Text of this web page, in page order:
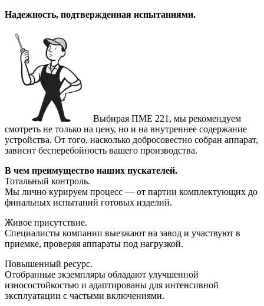
Надежность, подтвержденная испытаниями.
Выбирая ПМЕ 221, мы рекомендуем
смотреть не только на цену, но и на внутреннее содержание
устройства. От того, насколько добросовестно собран аппарат,
зависит бесперебойность вашего производства.
В чем преимущество наших пускателей.
Тотальный контроль.
Мы лично курируем процесс — от партии комплектующих до
финальных испытаний готовых изделий.
Живое присутствие.
Специалисты компании выезжают на завод и участвуют в
приемке, проверяя аппараты под нагрузкой.
Повышенный ресурс.
Отобранные экземпляры обладают улучшенной
износостойкостью и адаптированы для интенсивной
эксплуатации с частыми включениями.